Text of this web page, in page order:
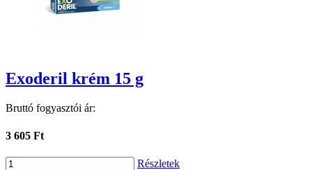
Exoderil krém 15 g
Bruttó fogyasztói ár:
3 605 Ft
Részletek